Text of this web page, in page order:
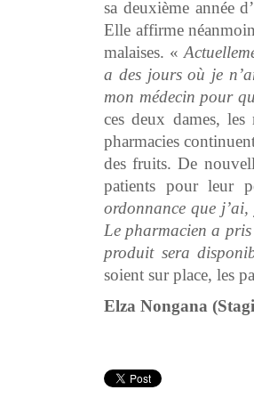
sa deuxième année
Elle affirme
malaises. «
a des jours où je
mon médecin pour
ces deux dames,
pharmacies
des fruits. De
patients pour leur
ordonnance que
Le pharmacien a pris
produit sera
soient sur place, les
Elza Nongana